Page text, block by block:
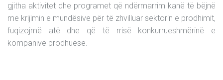
gjitha aktivitet dhe programet që ndërmarrim kanë të bëjnë
me krijimin e mundësive për të zhvilluar sektorin e prodhimit,
fuqizojmë atë dhe që të rrisë konkurrueshmërinë e
kompanive prodhuese.